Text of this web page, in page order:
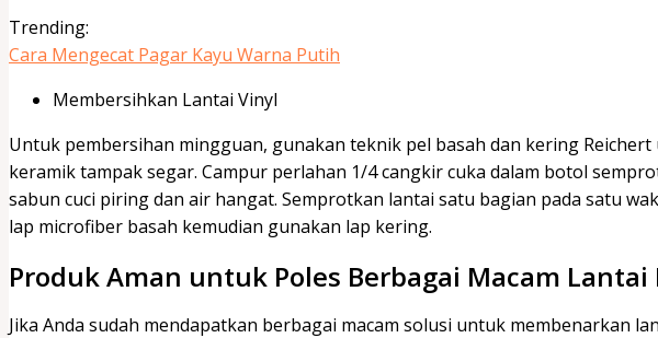
Trending:
Cara Mengecat Pagar Kayu Warna Putih
Membersihkan Lantai Vinyl
Untuk pembersihan mingguan, gunakan teknik pel basah dan kering
keramik tampak segar. Campur perlahan 1/4 cangkir cuka dalam botol
sabun cuci piring dan air hangat. Semprotkan lantai satu bagian pada satu
lap microfiber basah kemudian gunakan lap kering.
Produk Aman untuk Poles Berbagai Macam Lantai
Jika Anda sudah mendapatkan berbagai macam solusi untuk membenarkan